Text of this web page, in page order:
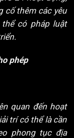
cố thêm các yêu
có pháp luật
phép
quan đến hoạt
trí có thể là cần
phong tục địa